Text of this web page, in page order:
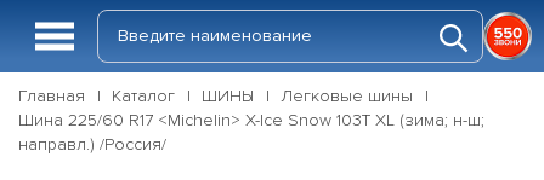
Главная Каталог ШИНЫ
Легковые шины
Шина 225/60 R17 <Michelin> X-Ice Snow 103T XL (зима; н-ш;
направл.) /Россия/